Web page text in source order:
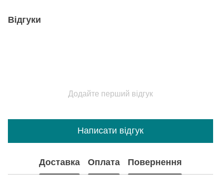
Відгуки
Додайте перший відгук
Написати відгук
Доставка Оплата Повернення